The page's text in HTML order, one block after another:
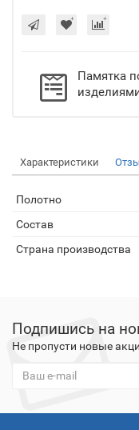
Памятка
Характеристики
Полотно
Состав
Страна производства
Подпишись на
Не пропусти новые